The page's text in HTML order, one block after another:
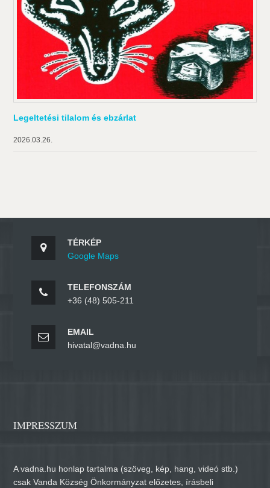
Legeltetési tilalom és ebzárlat
2026.03.26.
TÉRKÉP
Google Maps
TELEFONSZÁM
+36 (48) 505-211
EMAIL
hivatal@vadna.hu
IMPRESSZUM
A vadna.hu honlap tartalma (szöveg, kép, hang, videó stb.)
csak Vanda Község Önkormányzat előzetes, írásbeli